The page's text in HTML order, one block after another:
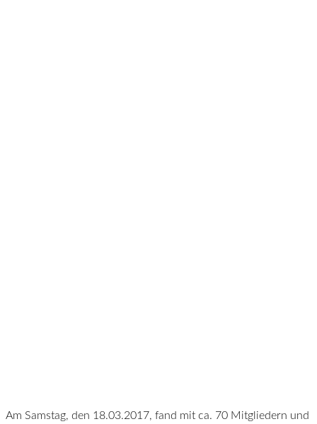
Am Samstag, den 18.03.2017, fand mit ca. 70 Mitgliedern und